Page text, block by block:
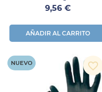
100 Unidades
Precio
9,56 €
AÑADIR AL CARRITO
NUEVO favorite_border